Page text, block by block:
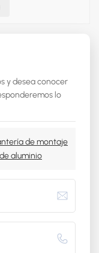
y desea conocer
lo
de montaje
aluminio